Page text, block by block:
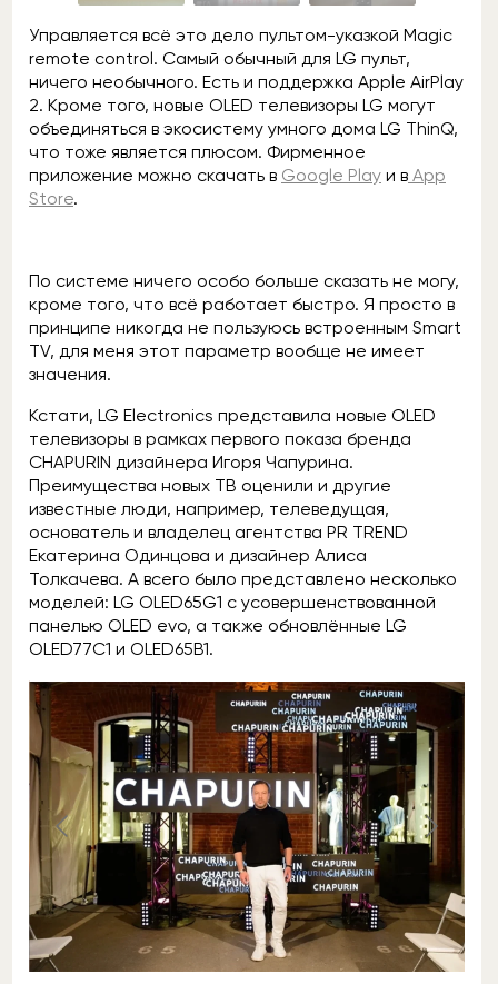
Управляется всё это дело пультом-указкой Magic
remote control. Самый обычный для LG пульт,
ничего необычного. Есть и поддержка Apple AirPlay
2. Кроме того, новые OLED телевизоры LG могут
объединяться в экосистему умного дома LG ThinQ,
что тоже является плюсом. Фирменное
приложение можно скачать в Google Play и в App
Store.
По системе ничего особо больше сказать не могу,
кроме того, что всё работает быстро. Я просто в
принципе никогда не пользуюсь встроенным Smart
TV, для меня этот параметр вообще не имеет
значения.
Кстати, LG Electronics представила новые OLED
телевизоры в рамках первого показа бренда
CHAPURIN дизайнера Игоря Чапурина.
Преимущества новых ТВ оценили и другие
известные люди, например, телеведущая,
основатель и владелец агентства PR TREND
Екатерина Одинцова и дизайнер Алиса
Толкачева. А всего было представлено несколько
моделей: LG OLED65G1 c усовершенствованной
панелью OLED evo, а также обновлённые LG
OLED77C1 и OLED65B1.